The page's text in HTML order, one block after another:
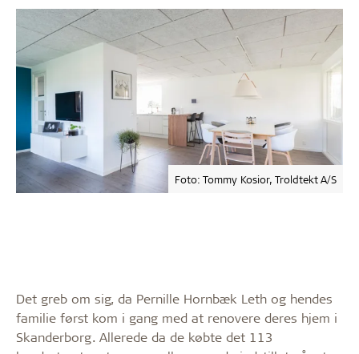
Foto: Tommy Kosior, Troldtekt A/S
Det greb om sig, da Pernille Hornbæk Leth og hendes
familie først kom i gang med at renovere deres hjem i
Skanderborg. Allerede da de købte det 113